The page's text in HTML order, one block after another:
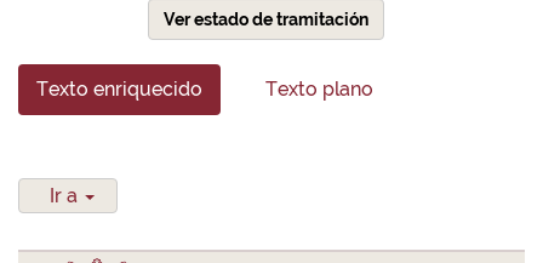
Ver estado de tramitación
Texto enriquecido Texto plano
Ir a